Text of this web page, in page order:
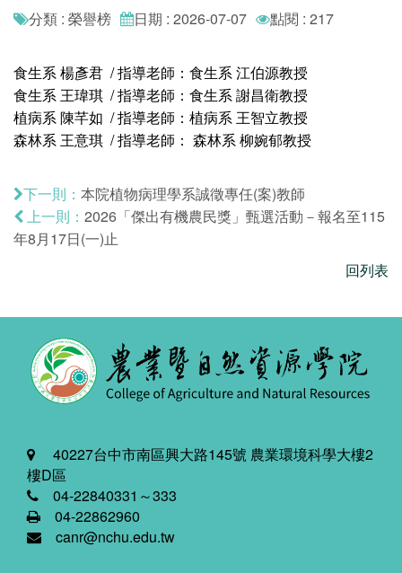
分類 : 榮譽榜 日期 : 2026-07-07 點閱 : 217
食生系 楊彥君 / 指導老師：食生系 江伯源教授
食生系 王瑋琪 / 指導老師：食生系 謝昌衛教授
植病系 陳芊如 / 指導老師：植病系 王智立教授
森林系 王意琪 / 指導老師： 森林系 柳婉郁教授
下一則： 本院植物病理學系誠徵專任(案)教師
上一則： 2026「傑出有機農民獎」甄選活動－報名至115
年8月17日(一)止
回列表
40227台中市南區興大路145號 農業環境科學大樓2
樓D區
04-22840331～333
04-22862960
canr@nchu.edu.tw